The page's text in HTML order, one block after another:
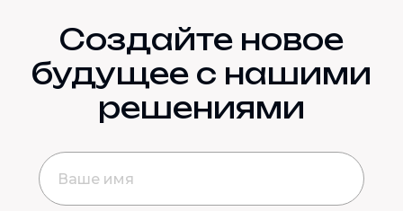
Создайте новое
будущее с нашими
решениями